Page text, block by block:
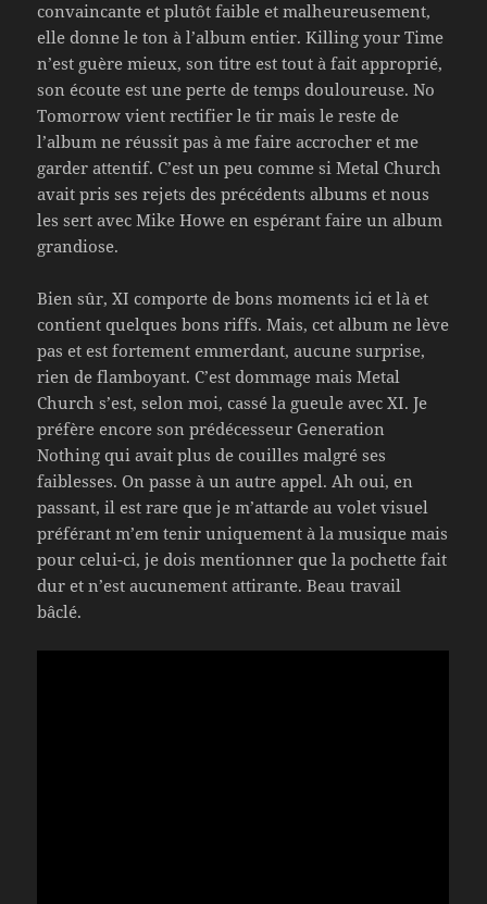
convaincante et plutôt faible et malheureusement,
elle donne le ton à l’album entier. Killing your Time
n’est guère mieux, son titre est tout à fait approprié,
son écoute est une perte de temps douloureuse. No
Tomorrow vient rectifier le tir mais le reste de
l’album ne réussit pas à me faire accrocher et me
garder attentif. C’est un peu comme si Metal Church
avait pris ses rejets des précédents albums et nous
les sert avec Mike Howe en espérant faire un album
grandiose.
Bien sûr, XI comporte de bons moments ici et là et
contient quelques bons riffs. Mais, cet album ne lève
pas et est fortement emmerdant, aucune surprise,
rien de flamboyant. C’est dommage mais Metal
Church s’est, selon moi, cassé la gueule avec XI. Je
préfère encore son prédécesseur Generation
Nothing qui avait plus de couilles malgré ses
faiblesses. On passe à un autre appel. Ah oui, en
passant, il est rare que je m’attarde au volet visuel
préférant m’em tenir uniquement à la musique mais
pour celui-ci, je dois mentionner que la pochette fait
dur et n’est aucunement attirante. Beau travail
bâclé.